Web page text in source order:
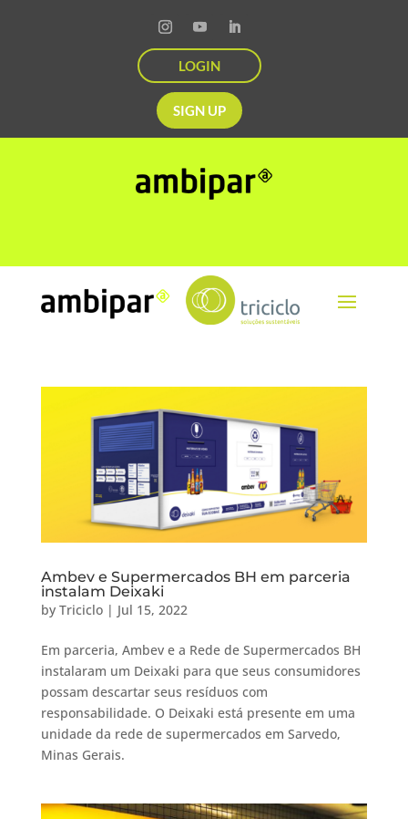
LOGIN
SIGN UP
Ambev e Supermercados BH em parceria
instalam Deixaki
by Triciclo| Jul 15, 2022
Em parceria, Ambev e a Rede de Supermercados BH
instalaram um Deixaki para que seus consumidores
possam descartar seus resíduos com
responsabilidade. O Deixaki está presente em uma
unidade da rede de supermercados em Sarvedo,
Minas Gerais.